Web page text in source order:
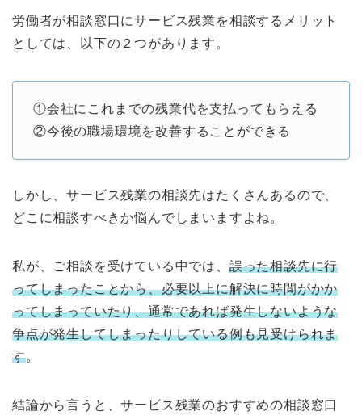
労働者が相談窓口にサービス残業を相談するメリット
としては、以下の２つがあります。
①会社にこれまでの残業代を支払ってもらえる
②今後の職場環境を改善することができる
しかし、サービス残業の相談先はたくさんあるので、
どこに相談すべきか悩んでしまいますよね。
私が、ご相談を受けている中では、 誤った相談先に行
ってしまったことから、必要以上に解決に時間がかか
ってしまっていたり、通常であれば発生しないような
争点が発生してしまったりしている例も見受けられま
す。
結論から言うと、サービス残業のおすすめの相談窓口